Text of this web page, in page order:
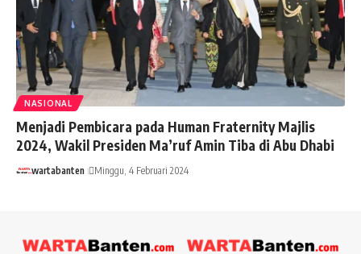
NASIONAL
Menjadi Pembicara pada Human Fraternity Majlis
2024, Wakil Presiden Ma’ruf Amin Tiba di Abu Dhabi
wartabanten Minggu, 4 Februari 2024